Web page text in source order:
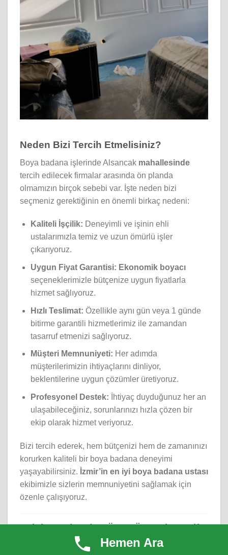
Neden Bizi Tercih Etmelisiniz?
Boya badana işlerinde Alsancak mahallesinde
tercih edilecek firmalar arasında ön planda
olmamızın birçok sebebi var. İşte neden bizi
seçmeniz gerektiğinin en önemli birkaç nedeni:
Kaliteli İşçilik: Deneyimli ve işinin ehli
ustalarımızla temiz ve uzun ömürlü işler
çıkarıyoruz.
Uygun Fiyat Garantisi: Ekonomik boyacı
seçeneklerimizle bütçenize uygun fiyatlarla
hizmet sağlıyoruz.
Hızlı Teslimat: Özellikle aynı gün veya 1 günde
bitirme garantili hizmetlerimiz ile zamandan
tasarruf etmenizi sağlıyoruz.
Müşteri Memnuniyeti: Her adımda
müşterilerimizin ihtiyaçlarını dinliyor,
beklentilerine uygun çözümler üretiyoruz.
Profesyonel Destek: İhtiyaç duyduğunuz her an
ulaşabileceğiniz, sorunlarınızı hızla çözen bir
ekip olarak hizmet veriyoruz.
Bizi tercih ederek, hem bütçenizi hem de zamanınızı
korurken kaliteli bir boya badana deneyimi
yaşayabilirsiniz. İzmir’in en iyi boya badana ustası
ekibimizle sizlerin memnuniyetini sağlamak için
özenle çalışıyoruz.
Evinize Gelmeden Önce Ücretsiz Keşif
Hemen Ara